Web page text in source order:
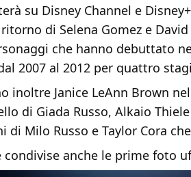
su Disney Channel e
di Selena Gomez e
che hanno debuttato
2007 al 2012 per quattro
inoltre Janice LeAnn Brown
di Giada Russo, Alkaio
di Milo Russo e Taylor Cora
anche le prime foto